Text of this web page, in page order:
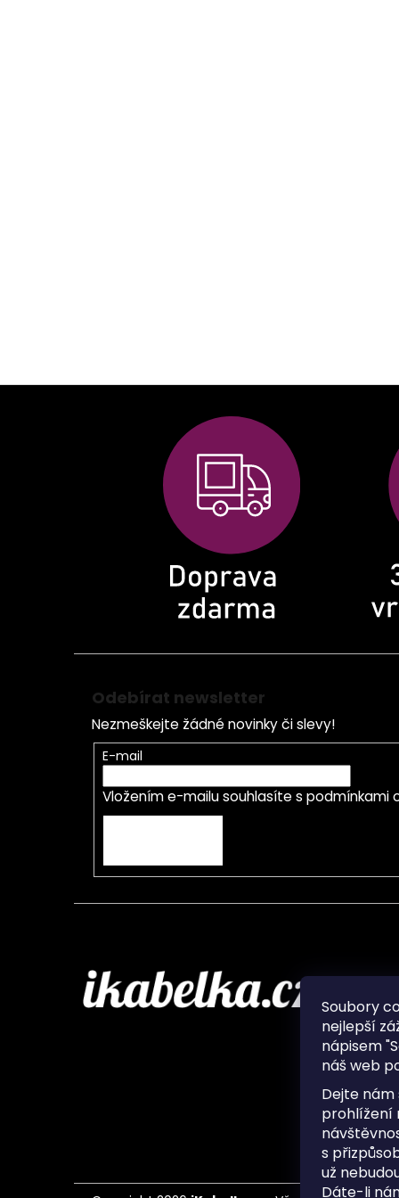
Soubory
nejlepší
nápisem
náš web
Dejte
prohlížení
s
už
Dáte-li
Z
Odebírat newsletter
Nezmeškejte žádné novinky či slevy!
E-mail
Vložením e-mailu souhlasíte s podmínkami
O nás
Často